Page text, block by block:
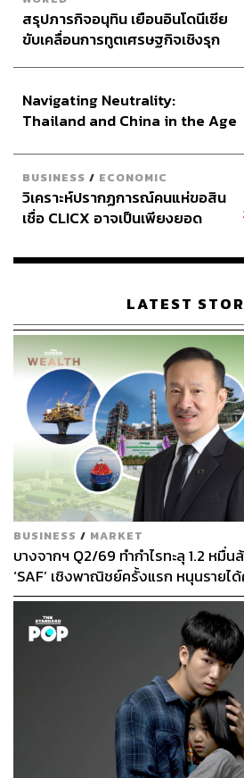
สรุปภารกิจอนุทิน เยือนอินโดนีเซีย
ขับเคลื่อนการทูตเศรษฐกิจเชิงรุก
Navigating Neutrality:
Thailand and China in the Age
BUSINESS / ECONOMIC
วิเคราะห์ปรากฏการณ์คนแห่ขอสิน
เชื่อ CLICX อาจเป็นเพียงยอด
เรือนไทยที่ถูกซุกไว้
LATEST
BUSINESS / MARKET
บางจากฯ Q2/69 ทำกำไรทะลุ 1.2 หมื่น
‘SAF’ เชิงพาณิชย์ครั้งแรก หนุนรายไ
ล้าน